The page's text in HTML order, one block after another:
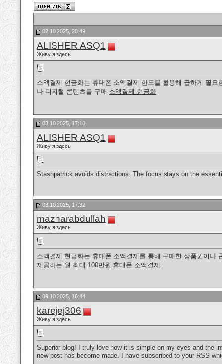
02.10.2025, 20:49
ALISHER ASQ1
Живу я здесь
소액결제 현금화는 휴대폰 소액결제 한도를 활용해 급하게 필
나 디지털 콘텐츠를 구매 소액결제 현금화
03.10.2025, 17:10
ALISHER ASQ1
Живу я здесь
Stashpatrick avoids distractions. The focus stays on the
03.10.2025, 17:32
mazharabdullah
Живу я здесь
소액결제 현금화는 휴대폰 소액결제를 통해 구매한 상품권이
제공하는 월 최대 100만원 휴대폰 소액결제
09.10.2025, 16:44
karejej306
Живу я здесь
Superior blog! I truly love how it is simple on my eyes and the
new post has become made. I have subscribed to your RSS